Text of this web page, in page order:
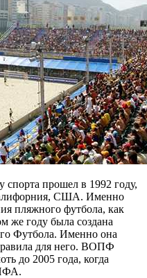
прошел в 1992 году,
США. Именно
пляжного футбола, как
же году была создана
Футбола. Именно она
для него. ВОПФ
до 2005 года, когда